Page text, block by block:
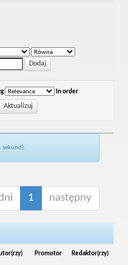
In order
sekund).
1 następny
Promotor Redaktor(rzy)